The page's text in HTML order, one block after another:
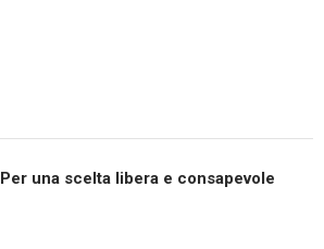
Per una scelta libera e consapevole